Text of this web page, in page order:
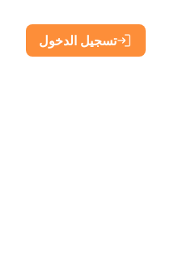
تسجيل الدخول